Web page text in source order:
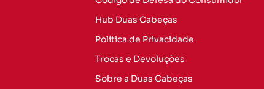
Hub Duas Cabeças
Política de Privacidade
Trocas e Devoluções
Sobre a Duas Cabeças